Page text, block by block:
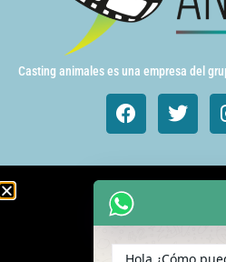
Casting animales es una empresa del
Animales de